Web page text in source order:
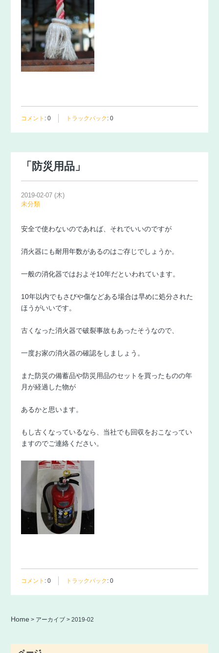
コメント : 0 トラックバック : 0
「防災用品」
2019-02-07 (木)
未分類
安全で使わないのであれば、それでいいのですが
消火器にも耐用年数があるのはご存じでしょうか。
一般の消化器ではおよそ10年だといわれています。
10年以内でもさびや傷などある場合は早めに処分された
ほうがいいです。
古くなった消火器で破裂事故もあったそうなので、
一度お家の消火器の確認をしましょう。
また防災の備蓄品や防災用品のセットを買ったものの年
月が経過した物が
あるかと思います。
もし古くなっているなら、当社でも回収をおこなってい
ますのでご連絡ください。
コメント : 0 トラックバック : 0
Home > アーカイブ >2019-02